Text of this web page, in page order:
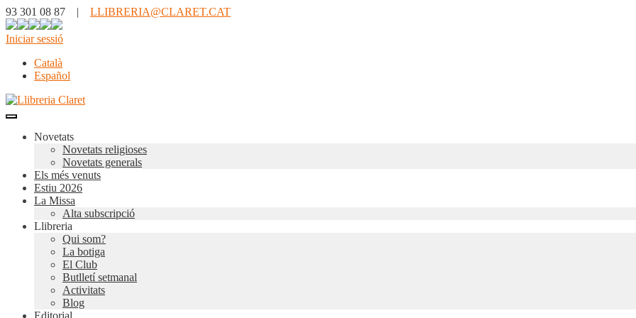
93 301 08 87 | LLIBRERIA@CLARET.CAT
Iniciar sessió
Català
Español
Novetats
Novetats religioses
Novetats generals
Els més venuts
Estiu 2026
La Missa
Alta subscripció
Llibreria
Qui som?
La botiga
El Club
Butlletí setmanal
Activitats
Blog
Editorial